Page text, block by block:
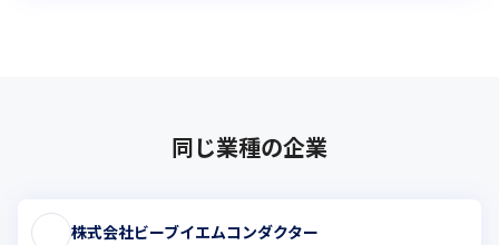
同じ業種の企業
株式会社ビーブイエムコンダクター